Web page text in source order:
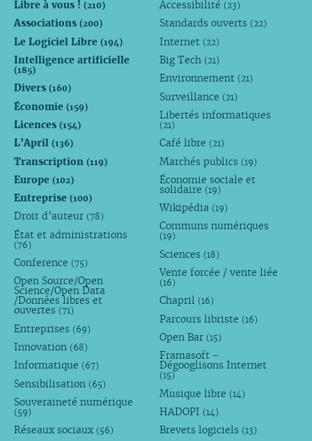
Libre à vous ! (210)
Associations (200)
Le Logiciel Libre (194)
Intelligence artificielle
(185)
Divers (160)
Économie (159)
Licences (154)
L’April (136)
Transcription (119)
Europe (102)
Entreprise (100)
Droit d’auteur (78)
État et administrations
(76)
Conference (75)
Open Source/Open
Science/Open Data
/Données libres et
ouvertes (71)
Entreprises (69)
Innovation (68)
Informatique (67)
Sensibilisation (65)
Souveraineté numérique
(59)
Réseaux sociaux (56)
Accessibilité (23)
Standards ouverts (22)
Internet (22)
Big Tech (21)
Environnement (21)
Surveillance (21)
Libertés informatiques
(21)
Café libre (21)
Marchés publics (19)
Économie sociale et
solidaire (19)
Wikipédia (19)
Communs numériques
(19)
Sciences (18)
Vente forcée / vente liée
(16)
Chapril (16)
Parcours libriste (16)
Open Bar (15)
Framasoft -
Dégooglisons Internet
(15)
Musique libre (14)
HADOPI (14)
Brevets logiciels (13)